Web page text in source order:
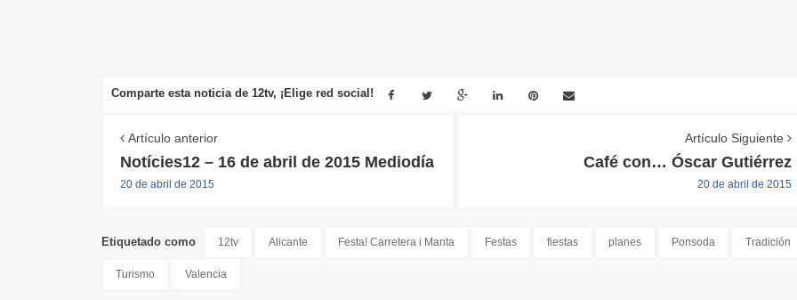
Comparte esta noticia de 12tv, ¡Elige red social!
Artículo anterior
Notícies12 – 16 de abril de 2015 Mediodía
20 de abril de 2015
Artículo Siguiente
Café con… Óscar Gutiérrez
20 de abril de 2015
Etiquetado como 12tv Alicante Festa! Carretera i Manta Festas fiestas planes Ponsoda Tradición
Turismo Valencia